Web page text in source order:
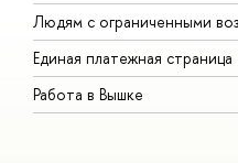
Людям с ограниченными
Единая платежная страница
Работа в Вышке